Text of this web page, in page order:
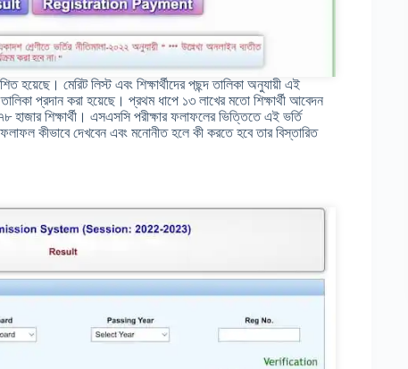
হয়েছে। মেরিট লিস্ট এবং শিক্ষার্থীদের পছন্দ তালিকা অনুযায়ী এই
প্রদান করা হয়েছে। প্রথম ধাপে ১৩ লাখের মতো শিক্ষার্থী আবেদন
শিক্ষার্থী। এসএসসি পরীক্ষার ফলাফলের ভিত্তিতে এই ভর্তি
কীভাবে দেখবেন এবং মনোনীত হলে কী করতে হবে তার বিস্তারিত